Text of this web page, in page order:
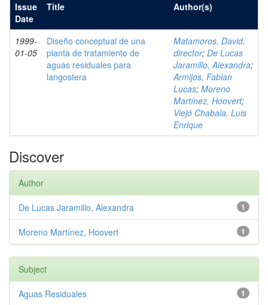
Issue
Date
Title Author(s)
1999-
01-05
Diseño conceptual de una
planta de tratamiento de
aguas residuales para
langostera
Matamoros, David,
director; De Lucas
Jaramillo, Alexandra;
Armijos, Fabian
Lucas; Moreno
Martínez, Hoovert;
Viejó Chabala, Luis
Enrique
Discover
Author
1
De Lucas Jaramillo, Alexandra
1
Moreno Martínez, Hoovert
Subject
1
Aguas Residuales